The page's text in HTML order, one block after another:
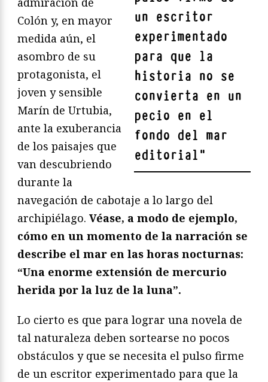
un escritor
experimentado
para que la
historia no se
convierta en un
pecio en el
fondo del mar
editorial"
Colón y, en mayor
medida aún, el
asombro de su
protagonista, el
joven y sensible
Marín de Urtubia,
ante la exuberancia
de los paisajes que
van descubriendo
durante la
navegación de cabotaje a lo largo del
archipiélago. Véase, a modo de ejemplo,
cómo en un momento de la narración se
describe el mar en las horas nocturnas:
“Una enorme extensión de mercurio
herida por la luz de la luna”.
Lo cierto es que para lograr una novela de
tal naturaleza deben sortearse no pocos
obstáculos y que se necesita el pulso firme
de un escritor experimentado para que la